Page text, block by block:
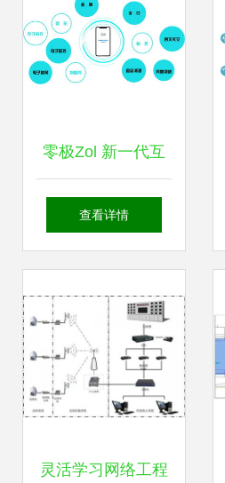
零极Zol 新一代互
联网技术来临，你
查看详情
灵活学习网络工程